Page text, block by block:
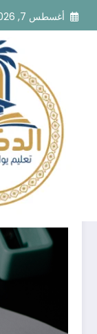
التجاوز
أغسطس 7, 2026
وسم: practice tests